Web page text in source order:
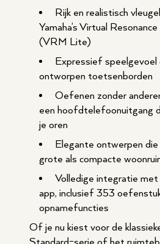
Rijk en realistisch
Yamaha’s Virtual
(VRM Lite)
Expressief speelgevoel
ontworpen toetsenborden
Oefenen zonder
een hoofdtelefoonuitgang
je oren
Elegante ontwerpen die
grote als compacte
Volledige integratie
app, inclusief 353
opnamefuncties
Of je nu kiest voor de